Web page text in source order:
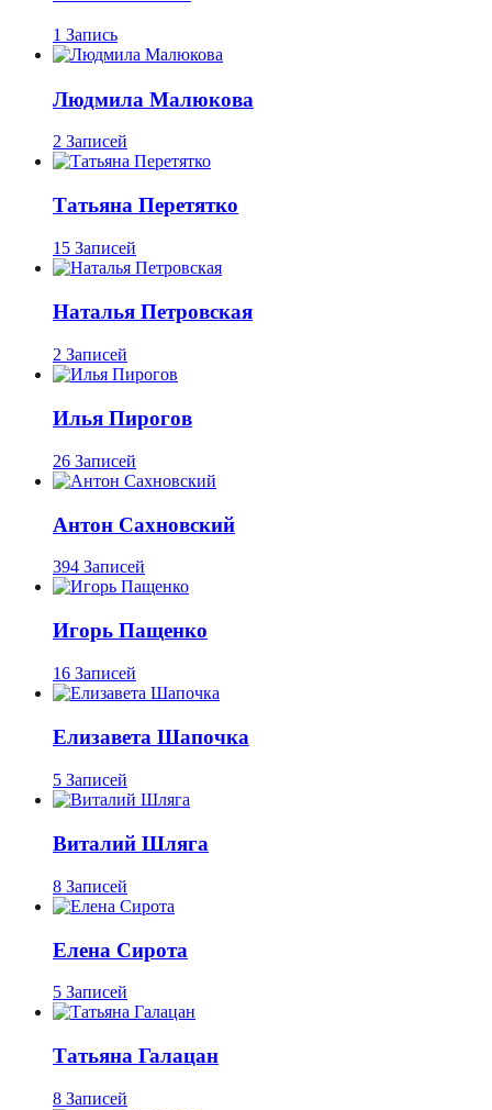
1 Запись
Людмила Малюкова
2 Записей
Татьяна Перетятко
15 Записей
Наталья Петровская
2 Записей
Илья Пирогов
26 Записей
Антон Сахновский
394 Записей
Игорь Пащенко
16 Записей
Елизавета Шапочка
5 Записей
Виталий Шляга
8 Записей
Елена Сирота
5 Записей
Татьяна Галацан
8 Записей